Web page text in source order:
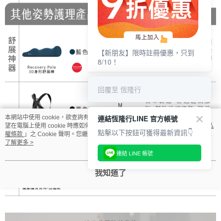
本網站中使用 cookie，欲查詢有關本網站使用 cookie 方式之詳情，及若您不希
望在電腦上使用 cookie 時應如何變更電腦的 cookie 設定，請參閱本網站「
隱私
權條款 」之 Cookie 聲明。您繼續使用本網站即表示您同意本公司得按本網站使
用條款之 Cookie 聲明使用 cookie。
了解更多 >
我知道了
【新朋友】限時註冊優惠，只到
8/10！
回覆至 恆隆行
連結恆隆行LINE 官方帳號
點擊以下按鈕可獲得最新資訊👇
連結 LINE 帳號